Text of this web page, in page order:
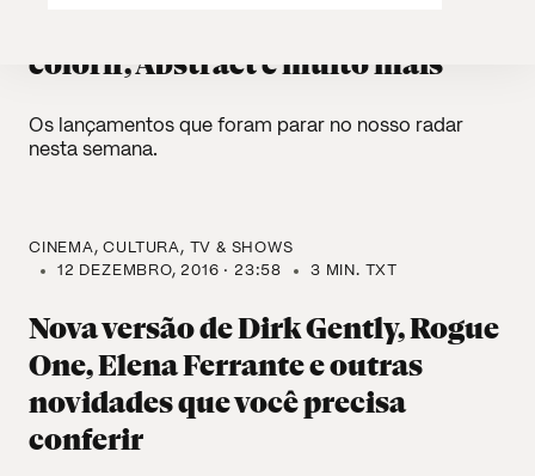
colorir, Abstract e muito mais
Os lançamentos que foram parar no nosso radar
nesta semana.
CINEMA CULTURA TV & SHOWS
12 DEZEMBRO, 2016 · 23:58
3 MIN. TXT
Nova versão de Dirk Gently, Rogue
One, Elena Ferrante e outras
novidades que você precisa
conferir